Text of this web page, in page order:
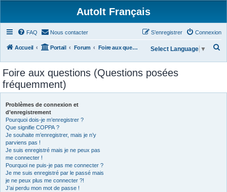
AutoIt Français
FAQ Nous contacter Connexion
S’enregistrer
Accueil Portail Forum Foire aux questions (Questions posées fréquemment) Select Language ▼
Foire aux questions (Questions posées
fréquemment)
Problèmes de connexion et
d’enregistrement
Pourquoi dois-je m’enregistrer ?
Que signifie COPPA ?
Je souhaite m’enregistrer, mais je n’y
parviens pas !
Je suis enregistré mais je ne peux pas
me connecter !
Pourquoi ne puis-je pas me connecter ?
Je me suis enregistré par le passé mais
je ne peux plus me connecter ?!
J’ai perdu mon mot de passe !